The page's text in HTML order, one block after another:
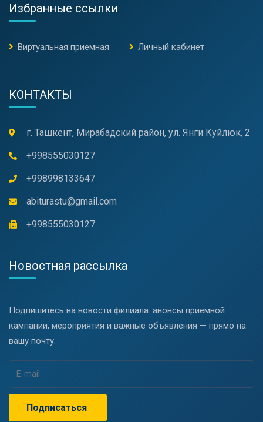
Избранные ссылки
Виртуальная приемная Личный кабинет
КОНТАКТЫ
г. Ташкент, Мирабадский район, ул. Янги Куйлюк, 2
+998555030127
+998998133647
abiturastu@gmail.com
+998555030127
Новостная рассылка
Подпишитесь на новости филиала: анонсы приёмной
кампании, мероприятия и важные объявления — прямо на
вашу почту.